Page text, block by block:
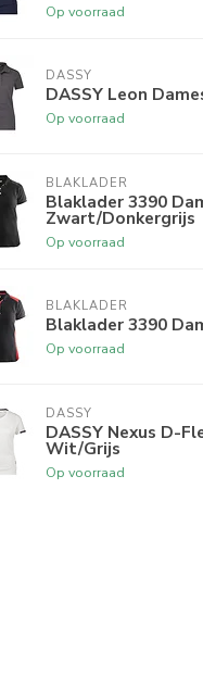
Op voorraad
DASSY
DASSY Leon
Op voorraad
BLAKLADER
Blaklader 3390
Zwart/Donkergrijs
Op voorraad
BLAKLADER
Blaklader 3390
Op voorraad
DASSY
DASSY Nexus D-
Wit/Grijs
Op voorraad